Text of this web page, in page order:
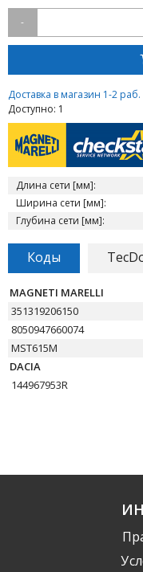
-
Доставка в магазин 1-2
Доступно: 1
Длина сети [мм]:
Ширина сети [мм]:
Глубина сети [мм]:
Коды
MAGNETI MARELLI
351319206150
8050947660074
MST615M
DACIA
144967953R